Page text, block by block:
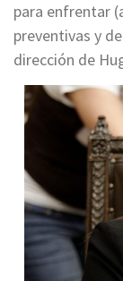
para enfrentar
preventivas y
dirección de